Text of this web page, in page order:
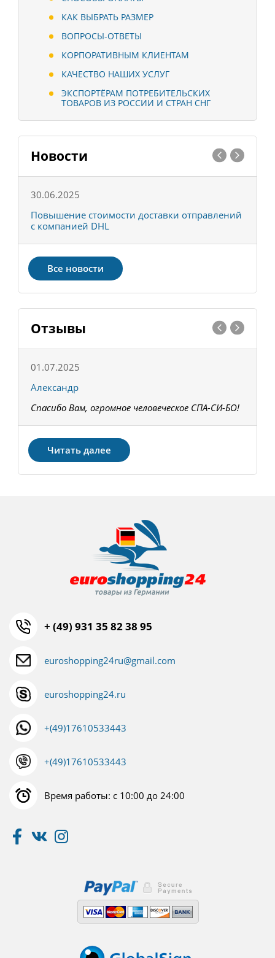
КАК ВЫБРАТЬ РАЗМЕР
ВОПРОСЫ-ОТВЕТЫ
КОРПОРАТИВНЫМ КЛИЕНТАМ
КАЧЕСТВО НАШИХ УСЛУГ
ЭКСПОРТЁРАМ ПОТРЕБИТЕЛЬСКИХ
ТОВАРОВ ИЗ РОССИИ И СТРАН СНГ
Новости
30.06.2025
Повышение стоимости доставки отправлений
с компанией DHL
Все новости
Отзывы
01.07.2025
Александр
Спасибо Вам, огромное человеческое СПА-СИ-БО!
Читать далее
+ (49) 931 35 82 38 95
euroshopping24ru@gmail.com
euroshopping24.ru
+(49)17610533443
+(49)17610533443
Время работы: с 10:00 до 24:00